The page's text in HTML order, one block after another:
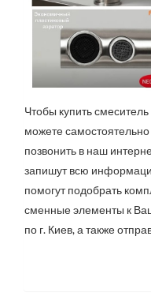
Чтобы купить
можете
позвонить в наш
запишут всю
помогут подобрать
сменные элементы к
по г. Киев, а также